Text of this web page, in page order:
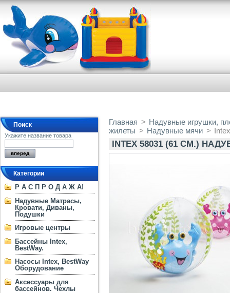
Поиск
Укажите название товара
Категории
Р А С П Р О Д А Ж А!
Надувные Матрасы,
Кровати, Диваны,
Подушки
Игровые центры
Бассейны Intex,
BestWay.
Насосы Intex, BestWay
Оборудование
Аксессуары для
бассейнов. Чехлы
Главная > Надувные игрушки,
жилеты > Надувные мячи >
INTEX 58031 (61 СМ.)